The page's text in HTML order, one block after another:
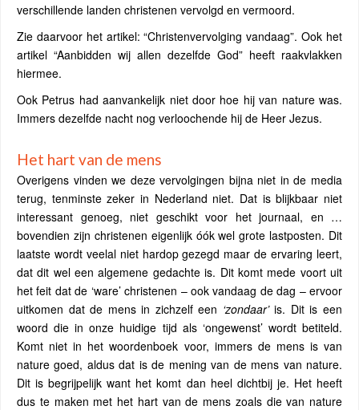
verschillende landen christenen vervolgd en vermoord.
Zie daarvoor het artikel: “Christenvervolging vandaag”. Ook het
artikel “Aanbidden wij allen dezelfde God” heeft raakvlakken
hiermee.
Ook Petrus had aanvankelijk niet door hoe hij van nature was.
Immers dezelfde nacht nog verloochende hij de Heer Jezus.
Het hart van de mens
Overigens vinden we deze vervolgingen bijna niet in de media
terug, tenminste zeker in Nederland niet. Dat is blijkbaar niet
interessant genoeg, niet geschikt voor het journaal, en …
bovendien zijn christenen eigenlijk óók wel grote lastposten. Dit
laatste wordt veelal niet hardop gezegd maar de ervaring leert,
dat dit wel een algemene gedachte is. Dit komt mede voort uit
het feit dat de ‘ware’ christenen – ook vandaag de dag – ervoor
uitkomen dat de mens in zichzelf een ‘zondaar’is. Dit is een
woord die in onze huidige tijd als ‘ongewenst’ wordt betiteld.
Komt niet in het woordenboek voor, immers de mens is van
nature goed, aldus dat is de mening van de mens van nature.
Dit is begrijpelijk want het komt dan heel dichtbij je. Het heeft
dus te maken met het hart van de mens zoals die van nature